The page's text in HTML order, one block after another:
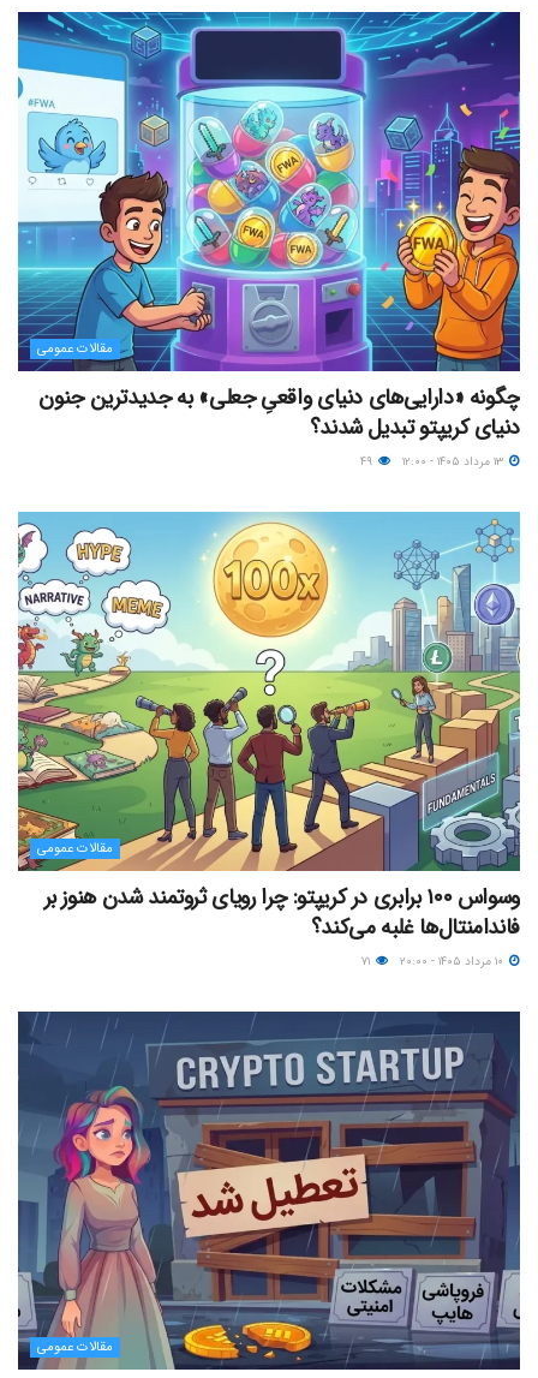
مقالات عمومی
چگونه «دارایی‌های دنیای واقعیِ جعلی» به جدیدترین جنون
دنیای کریپتو تبدیل شدند؟
مقالات عمومی
وسواس ۱۰۰ برابری در کریپتو: چرا رویای ثروتمند شدن هنوز بر
فاندامنتال‌ها غلبه می‌کند؟
مقالات عمومی